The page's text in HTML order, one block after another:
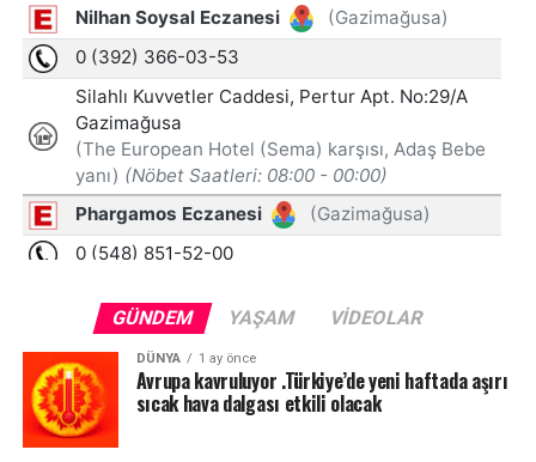
GÜNDEM YAŞAM VIDEOLAR
DÜNYA 1 ay önce
Avrupa kavruluyor .Türkiye’de yeni haftada aşırı
sıcak hava dalgası etkili olacak